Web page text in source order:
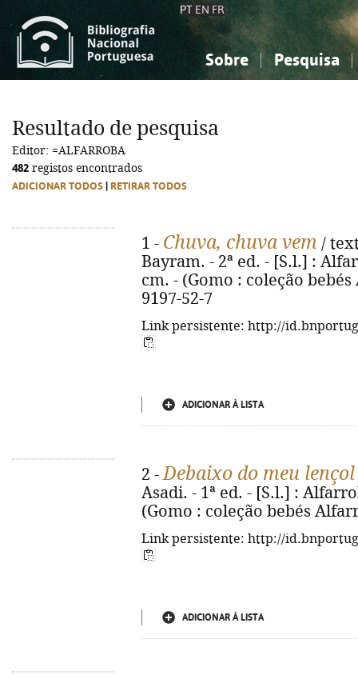
PT EN FR
Sobre Pesquisa
Ciências sociais...
Ciências sociais...
Resultado de pesquisa
Editor: =ALFARROBA
482 registos encontrados
ADICIONAR TODOS RETIRAR TODOS
1 - Chuva, chuva vem /
Bayram. - 2ª ed. - [S.l.] :
cm. - (Gomo : coleção
9197-52-7
Link persistente: http://
ADICIONAR À LISTA
2 -Debaixo do meu lençol
Asadi. - 1ª ed. - [S.l.] :
(Gomo : coleção bebés
Link persistente: http://
ADICIONAR À LISTA